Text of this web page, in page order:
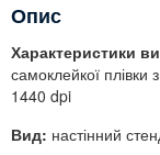
Опис
Характеристики
самоклейкої плівки
1440 dpi
Вид: настінний